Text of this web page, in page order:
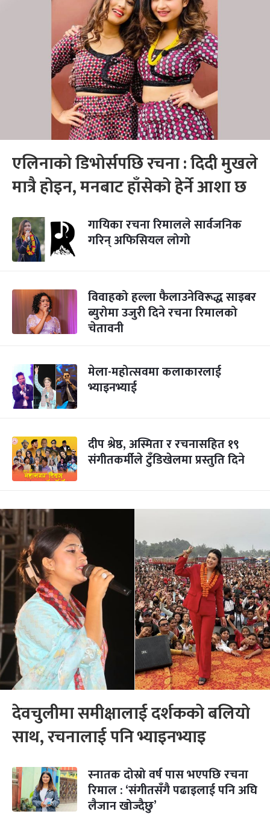
एलिनाको डिभोर्सपछि रचना : दिदी मुखले
मात्रै होइन, मनबाट हाँसेको हेर्ने आशा छ
गायिका रचना रिमालले सार्वजनिक
गरिन् अफिसियल लोगो
विवाहको हल्ला फैलाउनेविरूद्ध साइबर
ब्युरोमा उजुरी दिने रचना रिमालको
चेतावनी
मेला-महोत्सवमा कलाकारलाई
भ्याइनभ्याई
दीप श्रेष्ठ, अस्मिता र रचनासहित १९
संगीतकर्मीले टुँडिखेलमा प्रस्तुति दिने
देवचुलीमा समीक्षालाई दर्शकको बलियो
साथ, रचनालाई पनि भ्याइनभ्याइ
स्नातक दोस्रो वर्ष पास भएपछि रचना
रिमाल : ‘संगीतसँगै पढाइलाई पनि अघि
लैजान खोज्दैछु’